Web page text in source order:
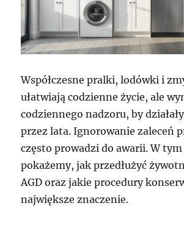
Współczesne pralki, lodówki i
ułatwiają codzienne życie, ale
codziennego nadzoru, by
przez lata. Ignorowanie zaleceń
często prowadzi do awarii. W
pokażemy, jak przedłużyć
AGD oraz jakie procedury
największe znaczenie.